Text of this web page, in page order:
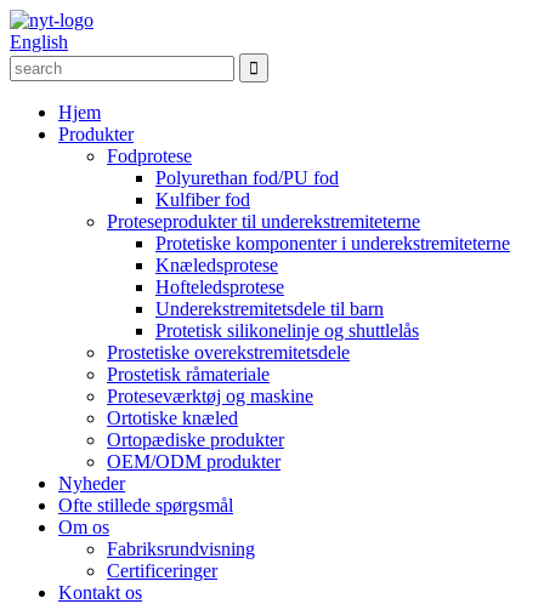
English
Hjem
Produkter
Fodprotese
Polyurethan fod/PU fod
Kulfiber fod
Proteseprodukter til underekstremiteterne
Protetiske komponenter i underekstremiteterne
Knæledsprotese
Hofteledsprotese
Underekstremitetsdele til barn
Protetisk silikonelinje og shuttlelås
Prostetiske overekstremitetsdele
Prostetisk råmateriale
Proteseværktøj og maskine
Ortotiske knæled
Ortopædiske produkter
OEM/ODM produkter
Nyheder
Ofte stillede spørgsmål
Om os
Fabriksrundvisning
Certificeringer
Kontakt os